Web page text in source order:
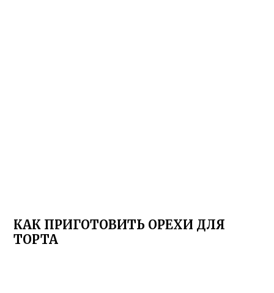
КАК ПРИГОТОВИТЬ ОРЕХИ ДЛЯ
ТОРТА